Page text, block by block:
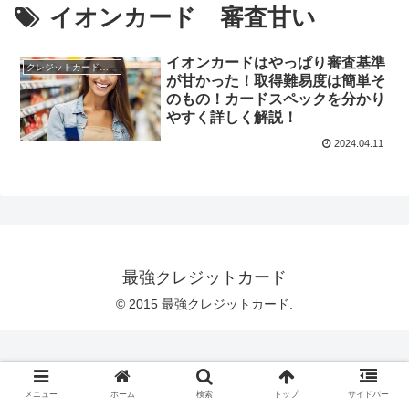
イオンカード 審査甘い
クレジットカードのスペック
イオンカードはやっぱり審査基準
が甘かった！取得難易度は簡単そ
のもの！カードスペックを分かり
やすく詳しく解説！
2024.04.11
最強クレジットカード
© 2015 最強クレジットカード.
メニュー ホーム 検索 トップ サイドバー